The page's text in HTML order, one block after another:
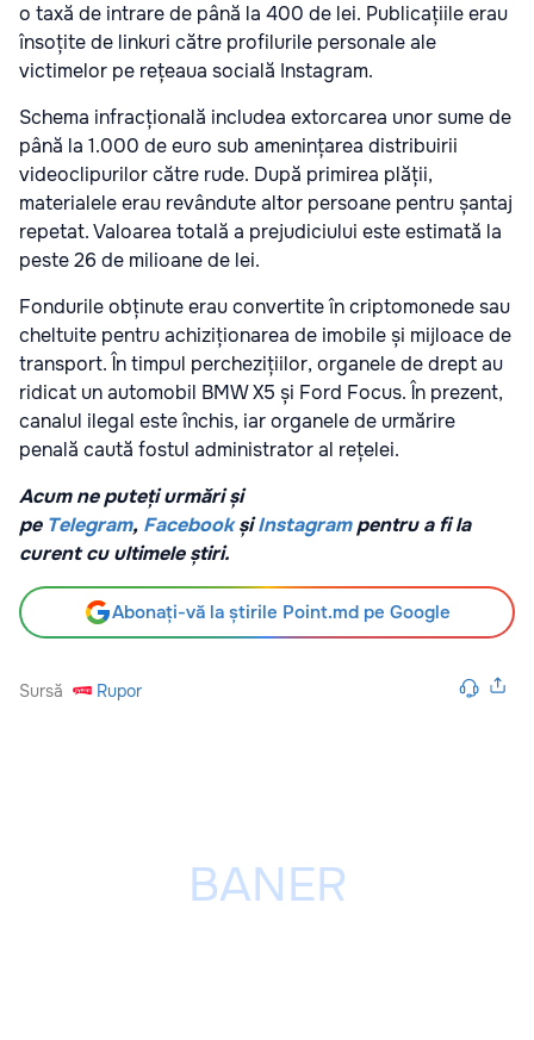
o taxă de intrare de până la 400 de lei. Publicațiile erau
însoțite de linkuri către profilurile personale ale
victimelor pe rețeaua socială Instagram.
Schema infracțională includea extorcarea unor sume de
până la 1.000 de euro sub amenințarea distribuirii
videoclipurilor către rude. După primirea plății,
materialele erau revândute altor persoane pentru șantaj
repetat. Valoarea totală a prejudiciului este estimată la
peste 26 de milioane de lei.
Fondurile obținute erau convertite în criptomonede sau
cheltuite pentru achiziționarea de imobile și mijloace de
transport. În timpul perchezițiilor, organele de drept au
ridicat un automobil BMW X5 și Ford Focus. În prezent,
canalul ilegal este închis, iar organele de urmărire
penală caută fostul administrator al rețelei.
Acum ne puteți urmări și
pe Telegram, Facebook șiInstagrampentru a fi la
curent cu ultimele știri.
Abonați-vă la știrile Point.md pe Google
Sursă Rupor